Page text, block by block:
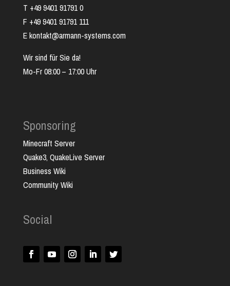
T +49 9401 91791 0
F +49 9401 91791 111
E kontakt@armann-systems.com
Wir sind für Sie da!
Mo-Fr 08:00 – 17:00 Uhr
Sponsoring
Minecraft Server
Quake3, QuakeLive Server
Business Wiki
Community Wiki
Social